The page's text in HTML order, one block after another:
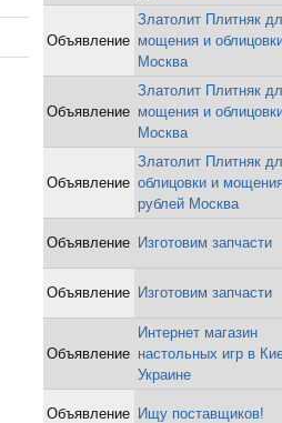
Объявление
Златолит Плитняк
мощения и
Москва
Объявление
Златолит Плитняк
мощения и
Москва
Объявление
Златолит Плитняк
облицовки и
рублей Москва
Объявление Изготовим запчасти
Объявление Изготовим запчасти
Объявление
Интернет магазин
настольных игр в
Украине
Объявление Ищу поставщиков!